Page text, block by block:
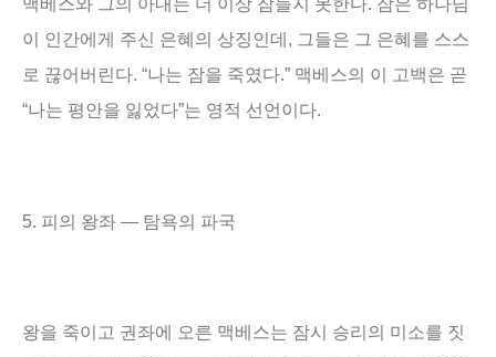
맥베스와 그의 아내는 더 이상 잠들지 못한다. 잠은 하나님
이 인간에게 주신 은혜의 상징인데 , 그들은 그 은혜를 스스
로 끊어버린다. “나는 잠을 죽였다.” 맥베스의 이 고백은 곧
“나는 평안을 잃었다”는 영적 선언이다.
5. 피의 왕좌 ― 탐욕의 파국
왕을 죽이고 권좌에 오른 맥베스는 잠시 승리의 미소를 짓